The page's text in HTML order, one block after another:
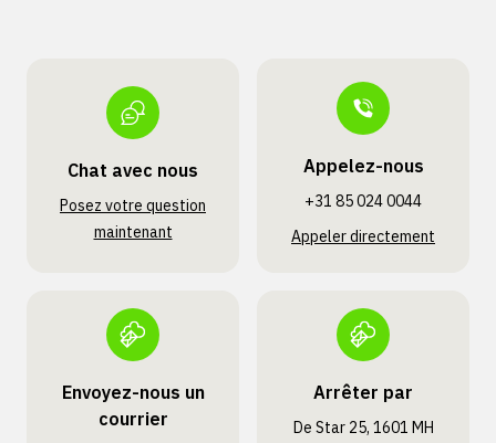
Chat avec nous
Posez votre question
maintenant
Appelez-nous
+31 85 024 0044
Appeler directement
Envoyez-nous un
courrier
Arrêter par
De Star 25, 1601 MH